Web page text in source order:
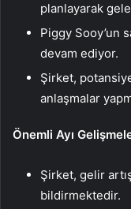
planlayarak
Piggy Sooy’un
devam ediyor.
Şirket,
anlaşmalar
Önemli Ayı
Şirket, gelir
bildirmektedir.